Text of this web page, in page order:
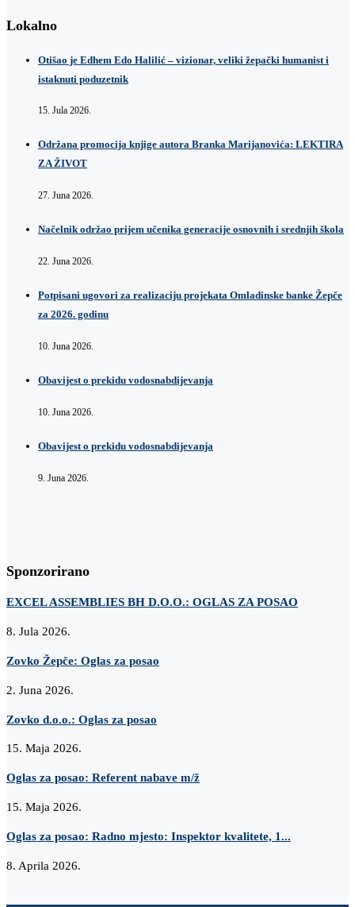
Lokalno
Otišao je Edhem Edo Halilić – vizionar, veliki žepački humanist i
istaknuti poduzetnik
15. Jula 2026.
Održana promocija knjige autora Branka Marijanovića: LEKTIRA
ZA ŽIVOT
27. Juna 2026.
Načelnik održao prijem učenika generacije osnovnih i srednjih škola
22. Juna 2026.
Potpisani ugovori za realizaciju projekata Omladinske banke Žepče
za 2026. godinu
10. Juna 2026.
Obavijest o prekidu vodosnabdijevanja
10. Juna 2026.
Obavijest o prekidu vodosnabdijevanja
9. Juna 2026.
Sponzorirano
EXCEL ASSEMBLIES BH D.O.O.: OGLAS ZA POSAO
8. Jula 2026.
Zovko Žepče: Oglas za posao
2. Juna 2026.
Zovko d.o.o.: Oglas za posao
15. Maja 2026.
Oglas za posao: Referent nabave m/ž
15. Maja 2026.
Oglas za posao: Radno mjesto: Inspektor kvalitete, 1...
8. Aprila 2026.